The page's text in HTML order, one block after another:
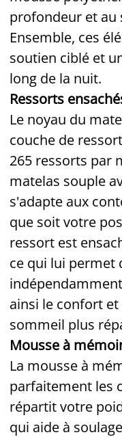
profondeur et au
Ensemble, ces
soutien ciblé et
long de la nuit.
Ressorts
Le noyau du
couche de
265 ressorts par
matelas souple
s'adapte aux
que soit votre
ressort est
ce qui lui permet
ainsi le confort
sommeil plus
Mousse à
La mousse à
parfaitement les
répartit votre
qui aide à